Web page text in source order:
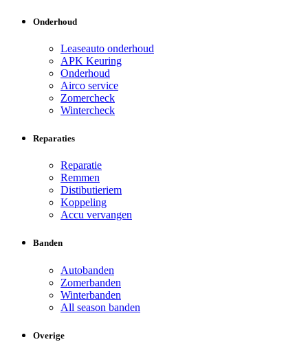
Onderhoud
Leaseauto onderhoud
APK Keuring
Onderhoud
Airco service
Zomercheck
Wintercheck
Reparaties
Reparatie
Remmen
Distibutieriem
Koppeling
Accu vervangen
Banden
Autobanden
Zomerbanden
Winterbanden
All season banden
Overige